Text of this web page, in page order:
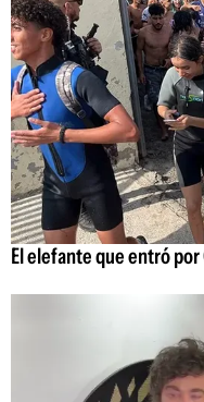
El elefante que entró por